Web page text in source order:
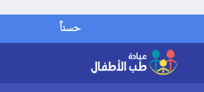
حسناً